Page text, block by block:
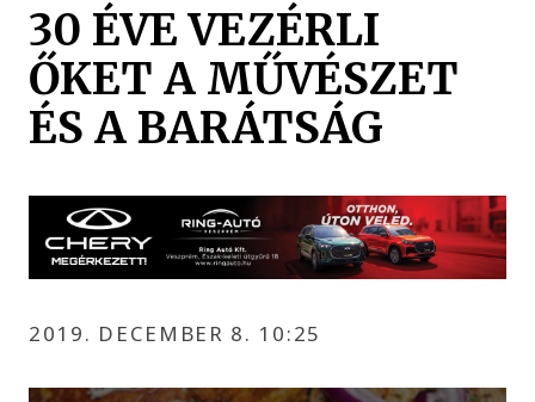
30 ÉVE VEZÉRLI
ŐKET A MŰVÉSZET
ÉS A BARÁTSÁG
2019. DECEMBER 8. 10:25